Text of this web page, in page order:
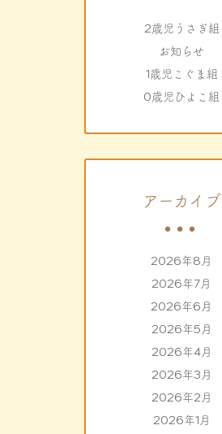
2歳児うさぎ組
お知らせ
1歳児こぐま組
0歳児ひよこ組
アーカイブ
2026年8月
2026年7月
2026年6月
2026年5月
2026年4月
2026年3月
2026年2月
2026年1月